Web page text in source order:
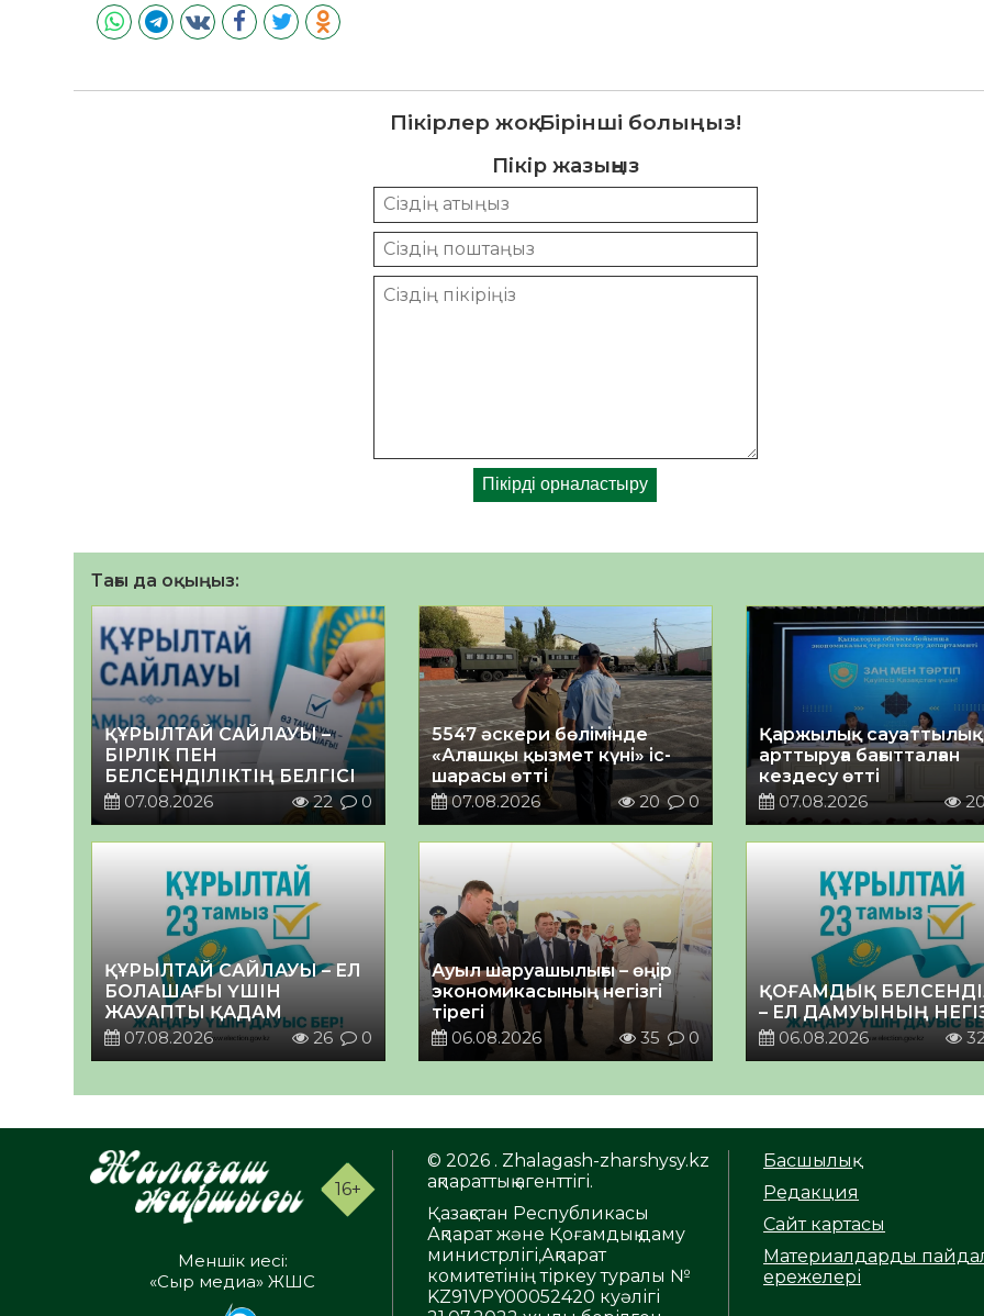
Пікірлер жоқ. Бірінші болыңыз!
Пікір жазыңыз
Тағы да оқыңыз:
ҚҰРЫЛТАЙ САЙЛАУЫ –
БІРЛІК ПЕН
БЕЛСЕНДІЛІКТІҢ БЕЛГІСІ
07.08.2026
22 0
5547 әскери бөлімінде
«Алғашқы қызмет күні» іс-
шарасы өтті
07.08.2026
20 0
Қаржылық
арттыруға бағытталған
кездесу өтті
07.08.2026
ҚҰРЫЛТАЙ САЙЛАУЫ – ЕЛ
БОЛАШАҒЫ ҮШІН
ЖАУАПТЫ ҚАДАМ
07.08.2026
26 0
Ауыл шаруашылығы – өңір
экономикасының негізгі
тірегі
06.08.2026
35 0
ҚОҒАМДЫҚ
– ЕЛ ДАМУЫНЫҢ
06.08.2026
16+
Меншік иесі:
«Сыр медиа» ЖШС
© 2026 . Zhalagash-zharshysy.kz
ақпараттық агенттігі.
Қазақстан Республикасы
Ақпарат және Қоғамдық даму
министрлігі,Ақпарат
комитетінің тіркеу туралы №
KZ91VPY00052420 куәлігі
Басшылық
Редакция
Сайт картасы
Материалдарды
ережелері